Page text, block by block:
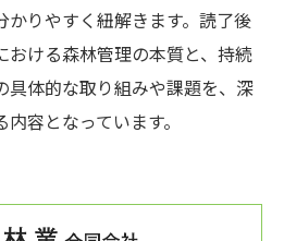
りやすく紐解きます。読了後
おける森林管理の本質と、持続
具体的な取り組みや課題を、深
容となっています。